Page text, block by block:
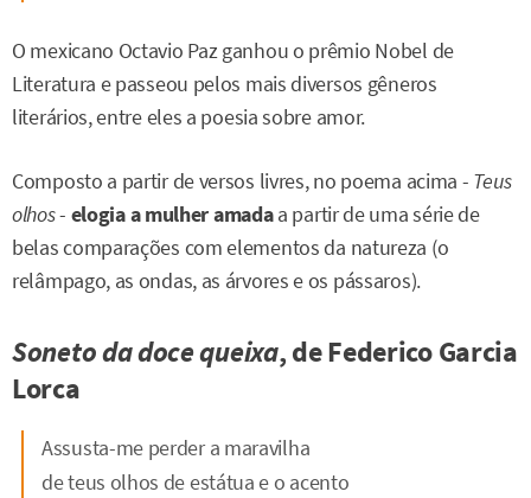
O mexicano Octavio Paz ganhou o prêmio Nobel de
Literatura e passeou pelos mais diversos gêneros
literários, entre eles a poesia sobre amor.
Composto a partir de versos livres, no poema acima - Teus
olhos- elogia a mulher amadaa partir de uma série de
belas comparações com elementos da natureza (o
relâmpago, as ondas, as árvores e os pássaros).
Soneto da doce queixa, de Federico Garcia
Lorca
Assusta-me perder a maravilha
de teus olhos de estátua e o acento